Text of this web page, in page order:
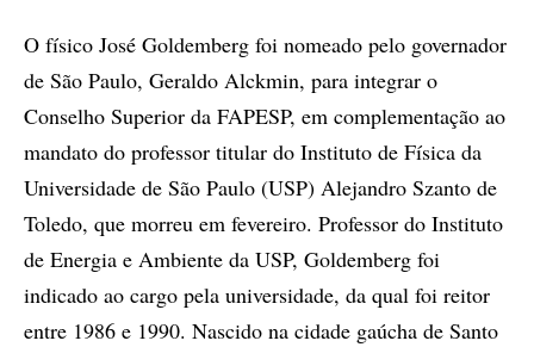
O físico José Goldemberg foi nomeado pelo governador
de São Paulo, Geraldo Alckmin, para integrar o
Conselho Superior da FAPESP, em complementação ao
mandato do professor titular do Instituto de Física da
Universidade de São Paulo (USP) Alejandro Szanto de
Toledo, que morreu em fevereiro. Professor do Instituto
de Energia e Ambiente da USP, Goldemberg foi
indicado ao cargo pela universidade, da qual foi reitor
entre 1986 e 1990. Nascido na cidade gaúcha de Santo